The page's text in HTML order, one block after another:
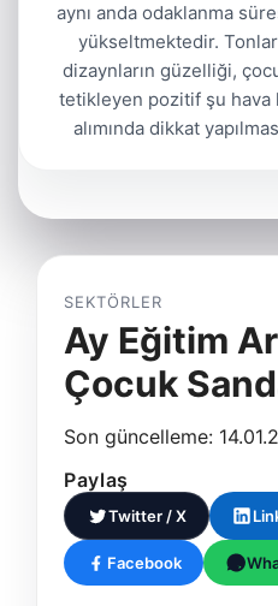
aynı anda odaklanma
yükseltmektedir.
dizaynların güzelliği,
tetikleyen pozitif şu hava
alımında dikkat
SEKTÖRLER
Ay Eğitim
Çocuk
Son güncelleme:
Paylaş
Twitter / X
Facebook